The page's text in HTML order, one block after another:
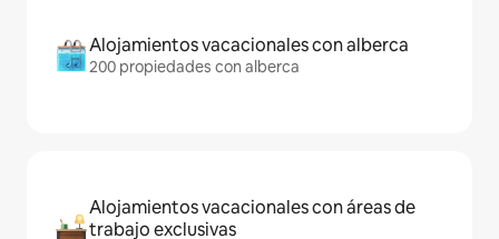
Alojamientos vacacionales con alberca
200 propiedades con alberca
Alojamientos vacacionales con áreas de
trabajo exclusivas